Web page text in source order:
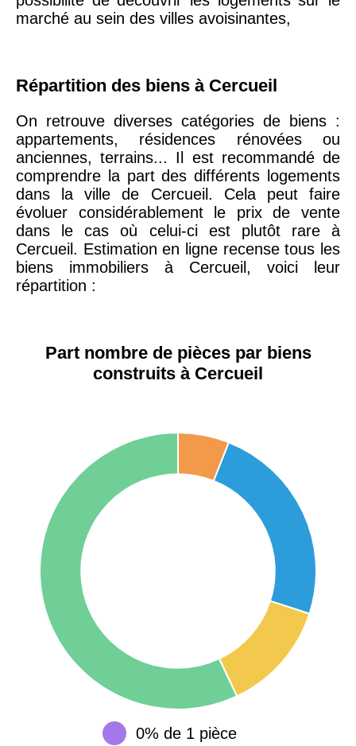
arrondissement
19ème
arrondissement
9 231 € 10 415 €
51100 - Reims 3 036 € 2 667 €
75013 -
Paris
13ème
arrondissement
10 073 € 11 085 €
76600 -Le Havre
Étienne
Paris
arrondissement
15 155 €
83000 - Toulon
38000 - Grenoble 3 382 €
marché au sein des villes avoisinantes,
Répartition des biens à Cercueil
On retrouve diverses catégories de biens :
appartements, résidences rénovées ou
anciennes, terrains... Il est recommandé de
comprendre la part des différents logements
dans la ville de Cercueil. Cela peut faire
évoluer considérablement le prix de vente
dans le cas où celui-ci est plutôt rare à
Cercueil. Estimation en ligne recense tous les
biens immobiliers à Cercueil, voici leur
répartition :
Part nombre de pièces par biens
construits à Cercueil
0% de 1 pièce